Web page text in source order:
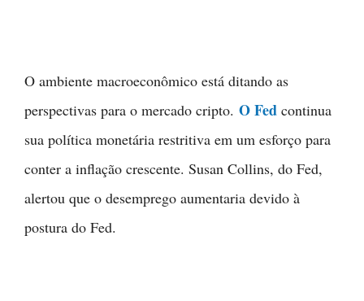
O ambiente macroeconômico está ditando as
perspectivas para o mercado cripto. O Fed continua
sua política monetária restritiva em um esforço para
conter a inflação crescente. Susan Collins, do Fed,
alertou que o desemprego aumentaria devido à
postura do Fed.